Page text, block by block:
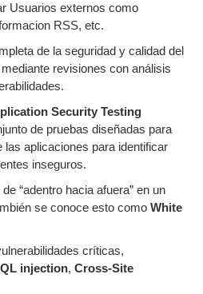
Usuarios externos como
RSS, etc.
de la seguridad y calidad del
revisiones con análisis
Security Testing
de pruebas diseñadas para
las aplicaciones para identificar
inseguros.
“adentro hacia afuera” en un
se conoce esto como White
críticas,
injection, Cross-Site